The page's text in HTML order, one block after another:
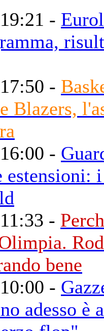
-
-
Blazers,
-
estensioni:
-
bene
-
adesso è